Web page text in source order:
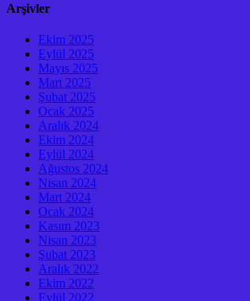
Arşivler
Ekim 2025
Eylül 2025
Mayıs 2025
Mart 2025
Şubat 2025
Ocak 2025
Aralık 2024
Ekim 2024
Eylül 2024
Ağustos 2024
Nisan 2024
Mart 2024
Ocak 2024
Kasım 2023
Nisan 2023
Şubat 2023
Aralık 2022
Ekim 2022
Eylül 2022